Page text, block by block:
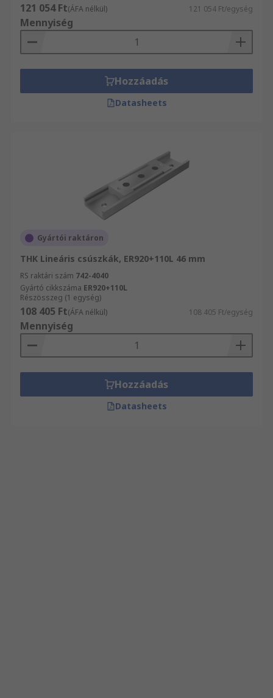
121 054 Ft(ÁFA nélkül) 121 054 Ft/egység
Mennyiség
Hozzáadás
Datasheets
Gyártói raktáron
THK Lineáris csúszkák, ER920+110L 46 mm
RS raktári szám 742-4040
Gyártó cikkszáma ER920+110L
Részösszeg (1 egység)
108 405 Ft(ÁFA nélkül) 108 405 Ft/egység
Mennyiség
Hozzáadás
Datasheets